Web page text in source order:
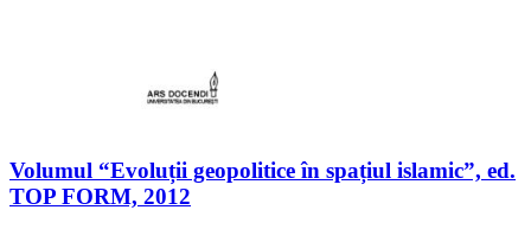
Volumul “Evoluții geopolitice în spațiul islamic”, ed.
TOP FORM, 2012